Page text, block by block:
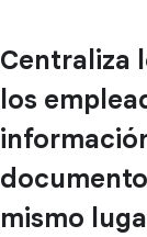
Centraliza
los
mismo